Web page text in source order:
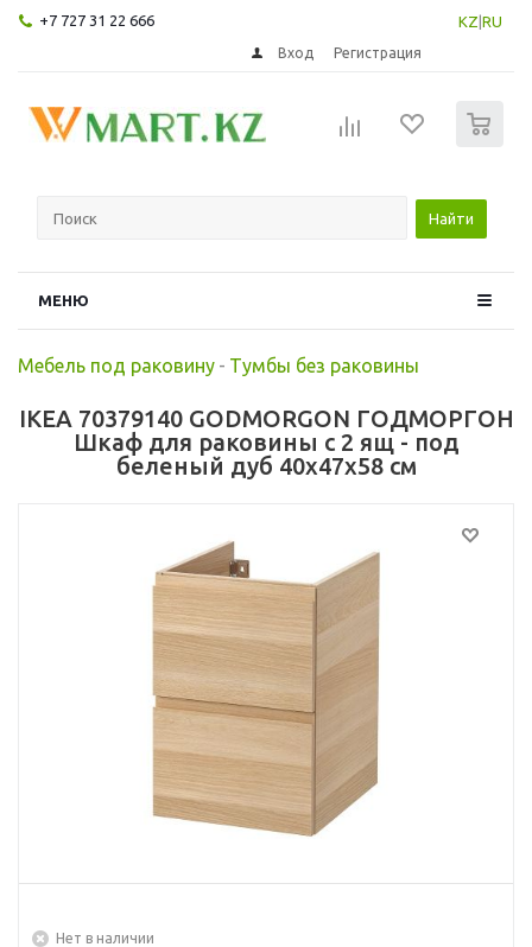
+7 727 31 22 666 KZ RU
Вход Регистрация
Найти
МЕНЮ
Мебель под раковину - Тумбы без раковины
IKEA 70379140 GODMORGON ГОДМОРГОН
Шкаф для раковины с 2 ящ - под
беленый дуб 40x47x58 см
Нет в наличии